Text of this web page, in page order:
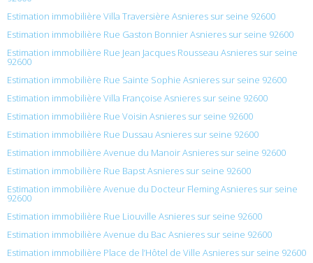
Estimation immobilière Villa Traversière Asnieres sur seine 92600
Estimation immobilière Rue Gaston Bonnier Asnieres sur seine 92600
Estimation immobilière Rue Jean Jacques Rousseau Asnieres sur seine
92600
Estimation immobilière Rue Sainte Sophie Asnieres sur seine 92600
Estimation immobilière Villa Françoise Asnieres sur seine 92600
Estimation immobilière Rue Voisin Asnieres sur seine 92600
Estimation immobilière Rue Dussau Asnieres sur seine 92600
Estimation immobilière Avenue du Manoir Asnieres sur seine 92600
Estimation immobilière Rue Bapst Asnieres sur seine 92600
Estimation immobilière Avenue du Docteur Fleming Asnieres sur seine
92600
Estimation immobilière Rue Liouville Asnieres sur seine 92600
Estimation immobilière Avenue du Bac Asnieres sur seine 92600
Estimation immobilière Place de l’Hôtel de Ville Asnieres sur seine 92600